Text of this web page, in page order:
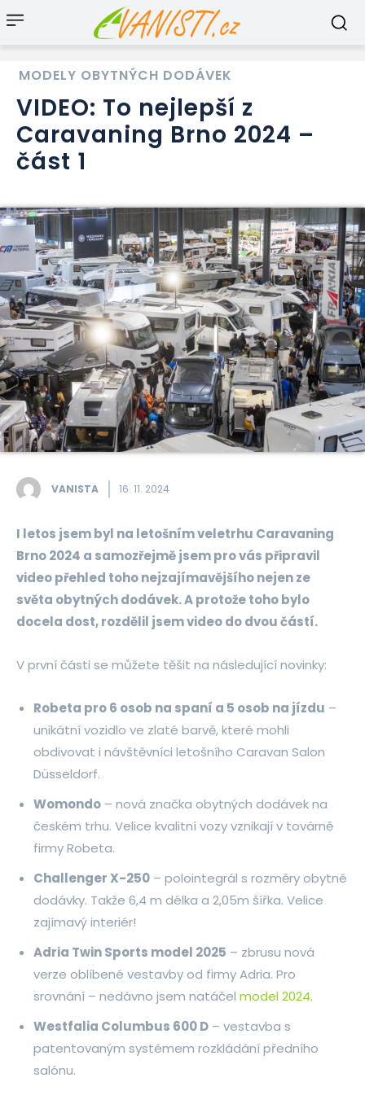
MODELY OBYTNÝCH DODÁVEK
VIDEO: To nejlepší z
Caravaning Brno 2024 –
část 1
VANISTA 16. 11. 2024
I letos jsem byl na letošním veletrhu Caravaning
Brno 2024 a samozřejmě jsem pro vás připravil
video přehled toho nejzajímavějšího nejen ze
světa obytných dodávek. A protože toho bylo
docela dost, rozdělil jsem video do dvou částí.
V první části se můžete těšit na následující novinky:
Robeta pro 6 osob na spaní a 5 osob na jízdu –
unikátní vozidlo ve zlaté barvě, které mohli
obdivovat i návštěvníci letošního Caravan Salon
Düsseldorf.
Womondo – nová značka obytných dodávek na
českém trhu. Velice kvalitní vozy vznikají v továrně
firmy Robeta.
Challenger X-250 – polointegrál s rozměry obytné
dodávky. Takže 6,4 m délka a 2,05m šířka. Velice
zajímavý interiér!
Adria Twin Sports model 2025 – zbrusu nová
verze oblíbené vestavby od firmy Adria. Pro
srovnání – nedávno jsem natáčel model 2024.
Westfalia Columbus 600 D – vestavba s
patentovaným systémem rozkládání předního
salónu.